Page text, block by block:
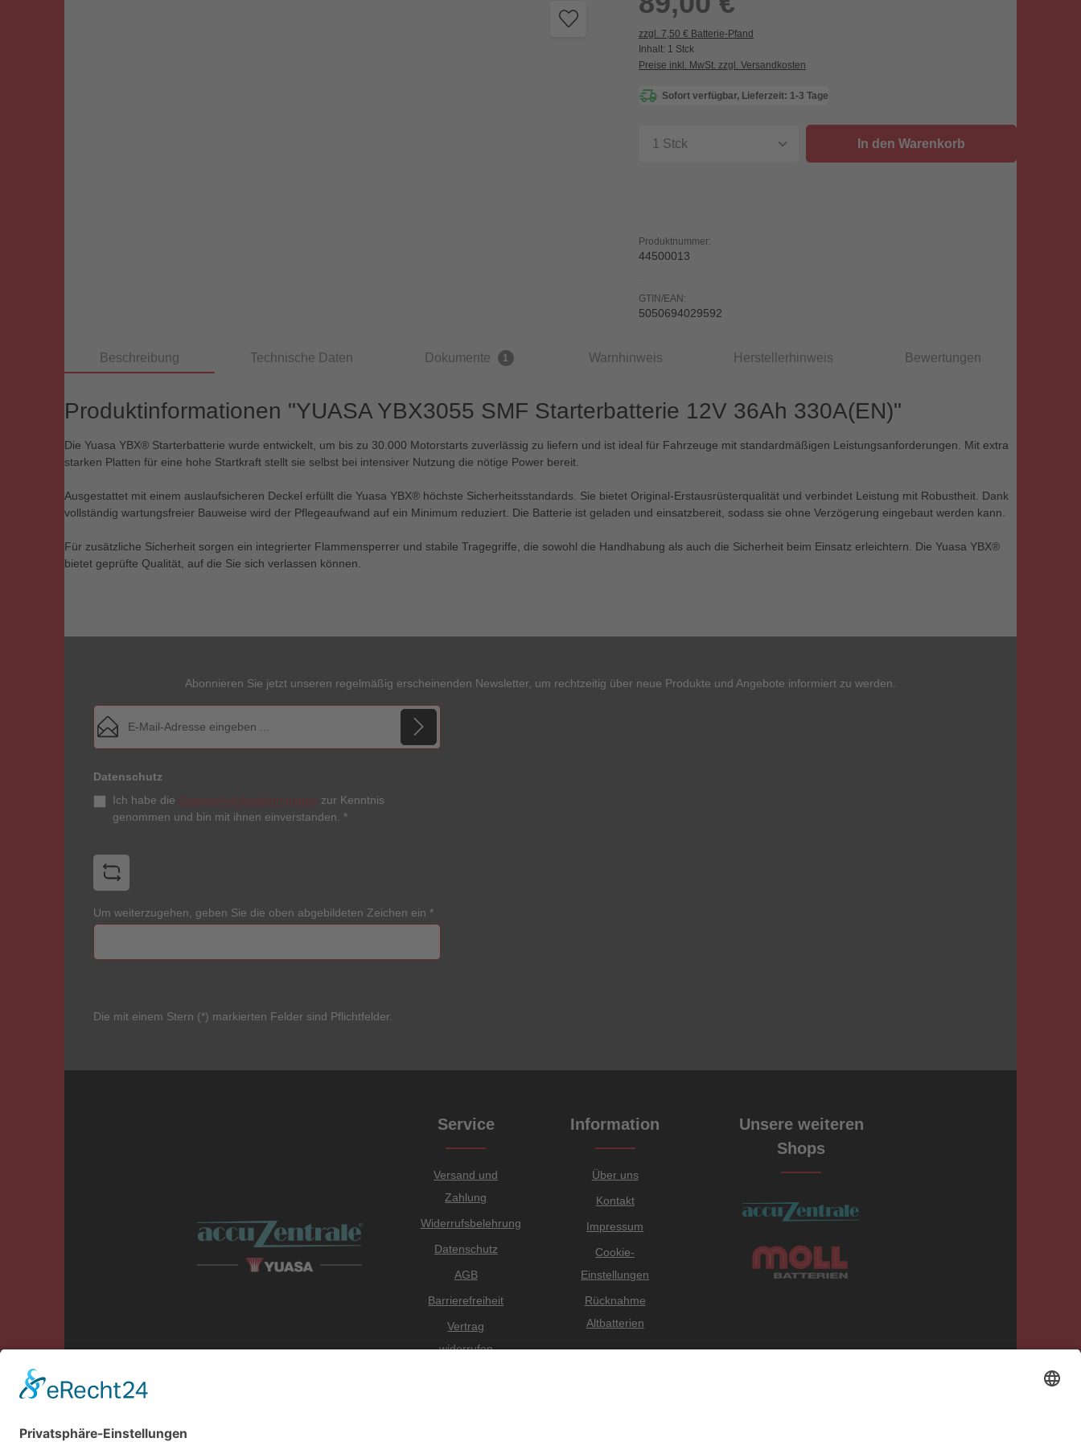
zzgl. 7,50 € Batterie-Pfand
Inhalt: 1 Stck
Preise inkl. MwSt. zzgl. Versandkosten
Sofort verfügbar, Lieferzeit: 1-3 Tage
Produkt Anzahl: Gib den gewünschten Wert ein
In den Warenkorb
Produktnummer:
44500013
GTIN/EAN:
5050694029592
Beschreibung Technische Daten Dokumente 1 Warnhinweis Herstellerhinweis Bewertungen
Produktinformationen "YUASA YBX3055 SMF Starterbatterie 12V 36Ah 330A(EN)"
Die Yuasa YBX® Starterbatterie wurde entwickelt, um bis zu 30.000 Motorstarts zuverlässig zu liefern und ist ideal für Fahrzeuge mit standardmäßigen Leistungsanforderungen. Mit extra
starken Platten für eine hohe Startkraft stellt sie selbst bei intensiver Nutzung die nötige Power bereit.
Ausgestattet mit einem auslaufsicheren Deckel erfüllt die Yuasa YBX® höchste Sicherheitsstandards. Sie bietet Original-Erstausrüsterqualität und verbindet Leistung mit Robustheit. Dank
vollständig wartungsfreier Bauweise wird der Pflegeaufwand auf ein Minimum reduziert. Die Batterie ist geladen und einsatzbereit, sodass sie ohne Verzögerung eingebaut werden kann.
Für zusätzliche Sicherheit sorgen ein integrierter Flammensperrer und stabile Tragegriffe, die sowohl die Handhabung als auch die Sicherheit beim Einsatz erleichtern. Die Yuasa YBX®
bietet geprüfte Qualität, auf die Sie sich verlassen können.
Abonnieren Sie jetzt unseren regelmäßig erscheinenden Newsletter, um rechtzeitig über neue Produkte und Angebote informiert zu werden.
E-Mail-Adresse*
Datenschutz
Ich habe die Datenschutzbestimmungen zur Kenntnis
genommen und bin mit ihnen einverstanden. *
Um weiterzugehen, geben Sie die oben abgebildeten Zeichen ein *
Die mit einem Stern (*) markierten Felder sind Pflichtfelder.
Service
Versand und
Zahlung
Widerrufsbelehrung
Datenschutz
AGB
Barrierefreiheit
Vertrag
widerrufen
Information
Über uns
Kontakt
Impressum
Cookie-
Einstellungen
Rücknahme
Altbatterien
Unsere weiteren
Shops